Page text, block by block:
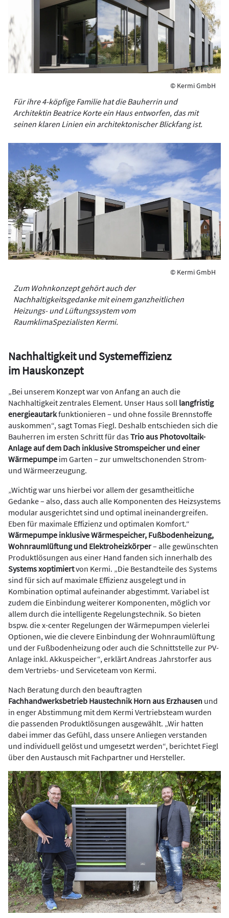
© Kermi GmbH
Für ihre 4-köpfige Familie hat die Bauherrin und
Architektin Beatrice Korte ein Haus entworfen, das mit
seinen klaren Linien ein architektonischer Blickfang ist.
© Kermi GmbH
Zum Wohnkonzept gehört auch der
Nachhaltigkeitsgedanke mit einem ganzheitlichen
Heizungs- und Lüftungssystem vom
RaumklimaSpezialisten Kermi.
Nachhaltigkeit und Systemeffizienz
im Hauskonzept
„Bei unserem Konzept war von Anfang an auch die
Nachhaltigkeit zentrales Element. Unser Haus soll langfristig
energieautarkfunktionieren – und ohne fossile Brennstoffe
auskommen“, sagt Tomas Fiegl. Deshalb entschieden sich die
Bauherren im ersten Schritt für dasTrio aus Photovoltaik-
Anlage auf dem Dach inklusive Stromspeicher und einer
Wärmepumpe im Garten – zur umweltschonenden Strom-
und Wärmeerzeugung.
„Wichtig war uns hierbei vor allem der gesamtheitliche
Gedanke – also, dass auch alle Komponenten des Heizsystems
modular ausgerichtet sind und optimal ineinandergreifen.
Eben für maximale Effizienz und optimalen Komfort.“
Wärmepumpe inklusive Wärmespeicher, Fußbodenheizung,
Wohnraumlüftung und Elektroheizkörper– alle gewünschten
Produktlösungen aus einer Hand fanden sich innerhalb des
Systems xoptimiertvon Kermi. „Die Bestandteile des Systems
sind für sich auf maximale Effizienz ausgelegt und in
Kombination optimal aufeinander abgestimmt. Variabel ist
zudem die Einbindung weiterer Komponenten, möglich vor
allem durch die intelligente Regelungstechnik. So bieten
bspw. die x-center Regelungen der Wärmepumpen vielerlei
Optionen, wie die clevere Einbindung der Wohnraumlüftung
und der Fußbodenheizung oder auch die Schnittstelle zur PV-
Anlage inkl. Akkuspeicher“, erklärt Andreas Jahrstorfer aus
dem Vertriebs- und Serviceteam von Kermi.
Nach Beratung durch den beauftragten
Fachhandwerksbetrieb Haustechnik Horn aus Erzhausen und
in enger Abstimmung mit dem Kermi Vertriebsteam wurden
die passenden Produktlösungen ausgewählt. „Wir hatten
dabei immer das Gefühl, dass unsere Anliegen verstanden
und individuell gelöst und umgesetzt werden“, berichtet Fiegl
über den Austausch mit Fachpartner und Hersteller.